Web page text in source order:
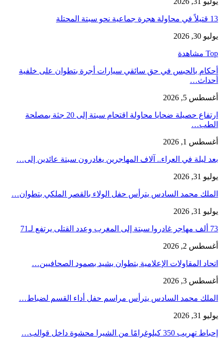
13 قتيلاً في محاولة هجرة جماعية نحو سبتة المحتلة
يوليو 30, 2026
Top مشاهدة
أحكام بالحبس في حق سائقي سيارات أجرة بتطوان على خلفية
أحداث…
أغسطس 5, 2026
ارتفاع حصيلة ضحايا محاولة اقتحام سبتة إلى 20 جثة بمصلحة
الطب…
أغسطس 1, 2026
بعد ليلة في العراء.. آلاف المهاجرين يغادرون سبتة عائدين إلى…
يوليو 31, 2026
الملك محمد السادس يترأس حفل الولاء بالقصر الملكي بتطوان…
يوليو 31, 2026
73 ألف مهاجر غادروا سبتة إلى المغرب وعدد القتلى يرتفع لـ71
أغسطس 2, 2026
اتحاد المقاولات الإعلامية بتطوان يشيد بصمود الصحافيين…
أغسطس 3, 2026
الملك محمد السادس يترأس مراسم حفل أداء القسم لضباط…
يوليو 31, 2026
إحباط تهريب 350 كيلوغرامًا من الشيرا محشوة داخل قوالب…